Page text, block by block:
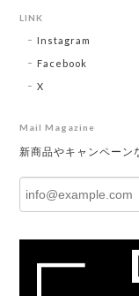
LINK
Instagram
Facebook
X
Mail Magazine
新商品やキャンペーン